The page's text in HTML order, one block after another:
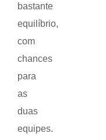
bastante
equilíbrio,
com
chances
para
as
duas
equipes.